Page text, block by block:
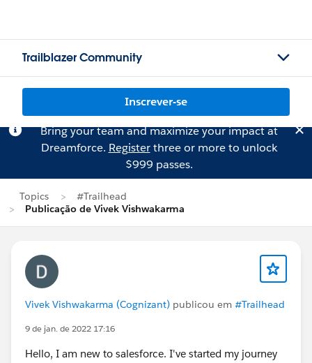
Trailblazer Community
Inscrever-se
Bring your team and maximize your impact at
Dreamforce. Registerthree or more to unlock
$999 passes.
Topics
#Trailhead
Publicação de Vivek Vishwakarma
Vivek Vishwakarma (Cognizant) publicou em #Trailhead
9 de jan. de 2022 17:16
Hello, I am new to salesforce. I've started my journey